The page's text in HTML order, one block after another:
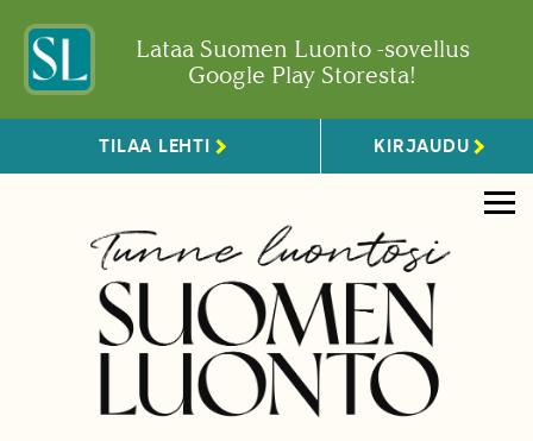
Lataa Suomen Luonto -sovellus
Google Play Storesta!
TILAA LEHTI KIRJAUDU